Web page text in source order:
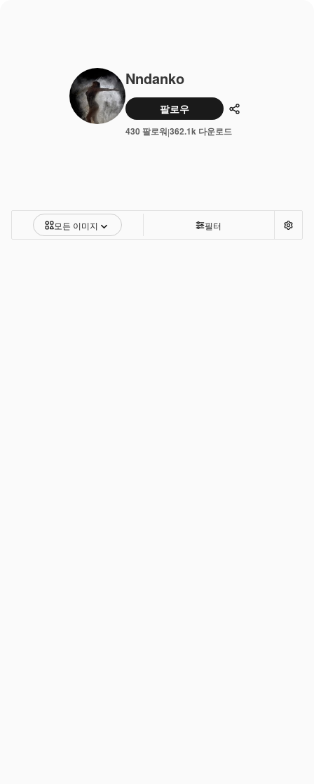
Nndanko
팔로우 공유하기
430 팔로워|362.1k 다운로드
모든 이미지 필터